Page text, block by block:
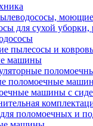
для сухой
пылесосы и
машины
поломоечные
машины с
поломоечных и